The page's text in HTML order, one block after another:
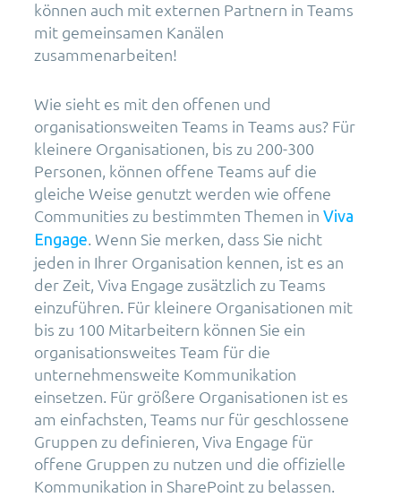
können auch mit externen Partnern in Teams
mit gemeinsamen Kanälen
zusammenarbeiten!
Wie sieht es mit den offenen und
organisationsweiten Teams in Teams aus? Für
kleinere Organisationen, bis zu 200-300
Personen, können offene Teams auf die
gleiche Weise genutzt werden wie offene
Communities zu bestimmten Themen in Viva
Engage. Wenn Sie merken, dass Sie nicht
jeden in Ihrer Organisation kennen, ist es an
der Zeit, Viva Engage zusätzlich zu Teams
einzuführen. Für kleinere Organisationen mit
bis zu 100 Mitarbeitern können Sie ein
organisationsweites Team für die
unternehmensweite Kommunikation
einsetzen. Für größere Organisationen ist es
am einfachsten, Teams nur für geschlossene
Gruppen zu definieren, Viva Engage für
offene Gruppen zu nutzen und die offizielle
Kommunikation in SharePoint zu belassen.